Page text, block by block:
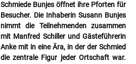
Schmiede Bunjes öffnet ihre Pforten für
Besucher. Die Inhaberin Susann Bunjes
nimmt die Teilnehmenden zusammen
mit Manfred Schiller und Gästeführerin
Anke mit in eine Ära, in der der Schmied
die zentrale Figur jeder Ortschaft war.